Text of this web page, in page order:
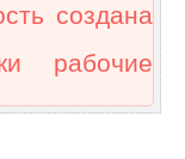
создана
рабочие